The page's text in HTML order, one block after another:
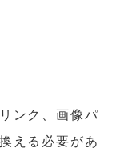
ンク、画像パ
える必要があ